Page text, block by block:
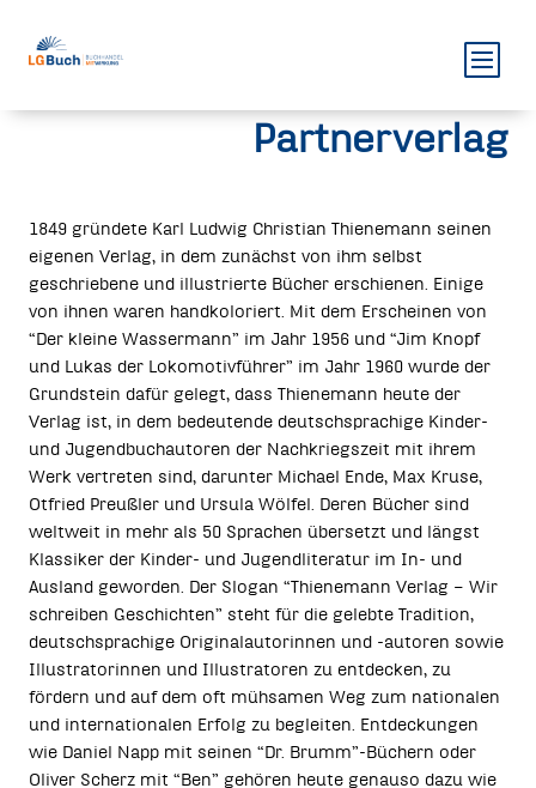
Partnerverlag
1849 gründete Karl Ludwig Christian Thienemann seinen
eigenen Verlag, in dem zunächst von ihm selbst
geschriebene und illustrierte Bücher erschienen. Einige
von ihnen waren handkoloriert. Mit dem Erscheinen von
“Der kleine Wassermann” im Jahr 1956 und “Jim Knopf
und Lukas der Lokomotivführer” im Jahr 1960 wurde der
Grundstein dafür gelegt, dass Thienemann heute der
Verlag ist, in dem bedeutende deutschsprachige Kinder-
und Jugendbuchautoren der Nachkriegszeit mit ihrem
Werk vertreten sind, darunter Michael Ende, Max Kruse,
Otfried Preußler und Ursula Wölfel. Deren Bücher sind
weltweit in mehr als 50 Sprachen übersetzt und längst
Klassiker der Kinder- und Jugendliteratur im In- und
Ausland geworden. Der Slogan “Thienemann Verlag – Wir
schreiben Geschichten” steht für die gelebte Tradition,
deutschsprachige Originalautorinnen und -autoren sowie
Illustratorinnen und Illustratoren zu entdecken, zu
fördern und auf dem oft mühsamen Weg zum nationalen
und internationalen Erfolg zu begleiten. Entdeckungen
wie Daniel Napp mit seinen “Dr. Brumm”-Büchern oder
Oliver Scherz mit “Ben” gehören heute genauso dazu wie